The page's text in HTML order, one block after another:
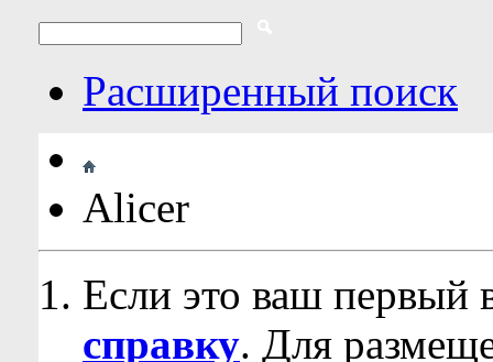
Расширенный поиск
Alicer
Если это ваш первый
справку. Для